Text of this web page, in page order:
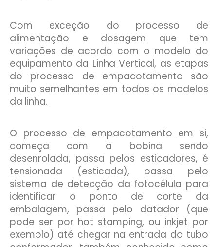
Com exceção do processo de
alimentação e dosagem que tem
variações de acordo com o modelo do
equipamento da Linha Vertical, as etapas
do processo de empacotamento são
muito semelhantes em todos os modelos
da linha.
O processo de empacotamento em si,
começa com a bobina sendo
desenrolada, passa pelos esticadores, é
tensionada (esticada), passa pelo
sistema de detecção da fotocélula para
identificar o ponto de corte da
embalagem, passa pelo datador (que
pode ser por hot stamping, ou inkjet por
exemplo) até chegar na entrada do tubo